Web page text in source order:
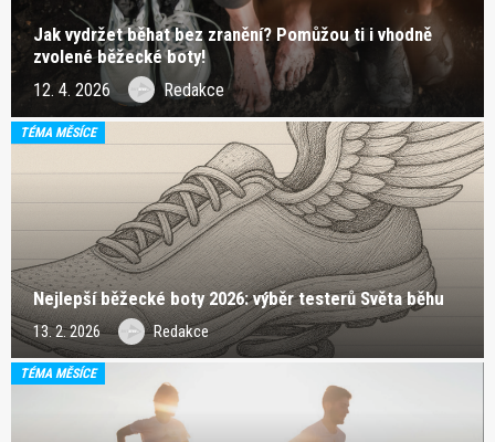
Jak vydržet běhat bez zranění? Pomůžou ti i vhodně
zvolené běžecké boty!
12. 4. 2026 Redakce
TÉMA MĚSÍCE
Nejlepší běžecké boty 2026: výběr testerů Světa běhu
13. 2. 2026 Redakce
TÉMA MĚSÍCE